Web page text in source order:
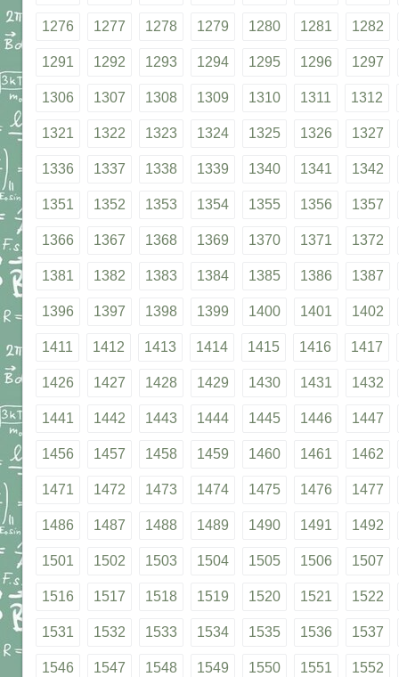
1276 1277 1278 1279 1280 1281 1282
1291 1292 1293 1294 1295 1296 1297
1306 1307 1308 1309 1310 1311 1312
1321 1322 1323 1324 1325 1326 1327
1336 1337 1338 1339 1340 1341 1342
1351 1352 1353 1354 1355 1356 1357
1366 1367 1368 1369 1370 1371 1372
1381 1382 1383 1384 1385 1386 1387
1396 1397 1398 1399 1400 1401 1402
1411 1412 1413 1414 1415 1416 1417
1426 1427 1428 1429 1430 1431 1432
1441 1442 1443 1444 1445 1446 1447
1456 1457 1458 1459 1460 1461 1462
1471 1472 1473 1474 1475 1476 1477
1486 1487 1488 1489 1490 1491 1492
1501 1502 1503 1504 1505 1506 1507
1516 1517 1518 1519 1520 1521 1522
1531 1532 1533 1534 1535 1536 1537
1546 1547 1548 1549 1550 1551 1552